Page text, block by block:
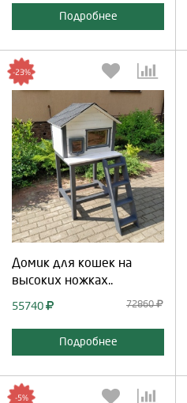
Подробнее
Домик для кошек на
высоких ножках..
-23%
55740 72860
Подробнее
Выберите количество:
Продолжить Отмена
-5%